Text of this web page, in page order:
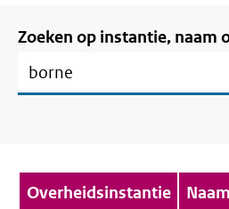
Filter
verklaringen
Zoeken op instantie, naam
Overheidsinstantie Naam